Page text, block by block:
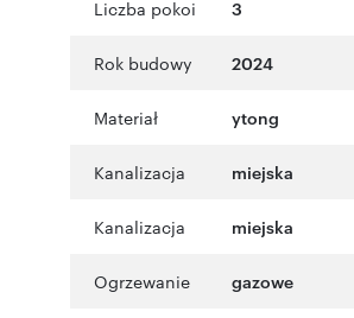
Liczba pokoi 3
Rok budowy 2024
Materiał ytong
Kanalizacja miejska
Kanalizacja miejska
Ogrzewanie gazowe